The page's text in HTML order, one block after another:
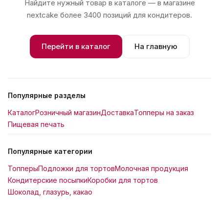
Найдите нужный товар в каталоге — в магазине
nextcake более 3400 позиций для кондитеров.
Перейти в каталог На главную
Популярные разделы
КаталогРозничный магазинДоставкаТопперы на заказ
Пищевая печать
Популярные категории
ТопперыПодложки для тортовМолочная продукция
Кондитерские посыпкиКоробки для тортов
Шоколад, глазурь, какао